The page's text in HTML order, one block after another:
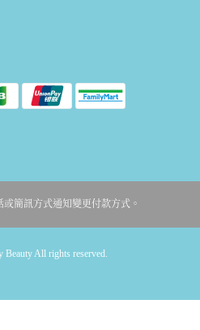
簡訊方式通知變更付款方式。
All rights reserved.